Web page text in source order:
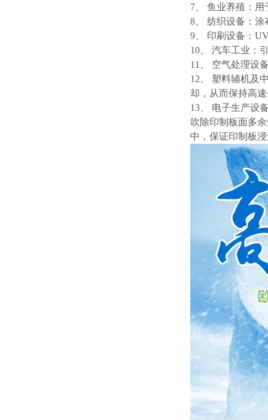
7、 鱼业养殖：
8、 纺织设备：
9、 印刷设备：
10、 汽车工业：
11、 空气处理设
12、 塑料辅机及
却，从而保持高
13、 电子生产设
吹除印制板面多
中，保证印制板